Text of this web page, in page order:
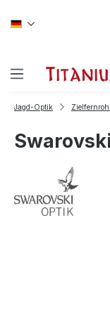
Jagd-Optik